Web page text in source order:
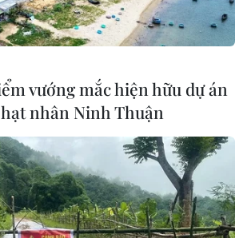
vướng mắc hiện hữu dự án
nhân Ninh Thuận